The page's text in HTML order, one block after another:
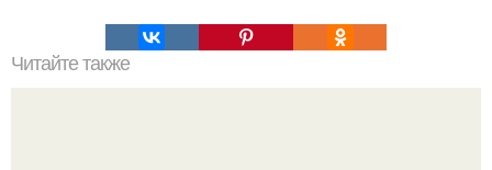
Читайте также